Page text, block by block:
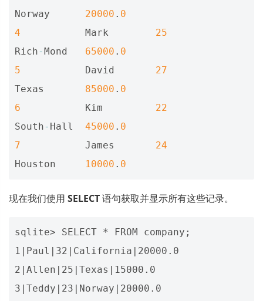
Norway
20000 . 0
4
Mark
25
Rich-Mond 65000 . 0
5
David
27
Texas
85000 . 0
6
Kim
22
South- Hall 45000 . 0
7
James
24
Houston
10000 . 0
现在我们使用 SELECT语句获取并显示所有这些记录。
sqlite> SELECT * FROM company;
1|Paul|32|California|20000.0
2|Allen|25|Texas|15000.0
3|Teddy|23|Norway|20000.0